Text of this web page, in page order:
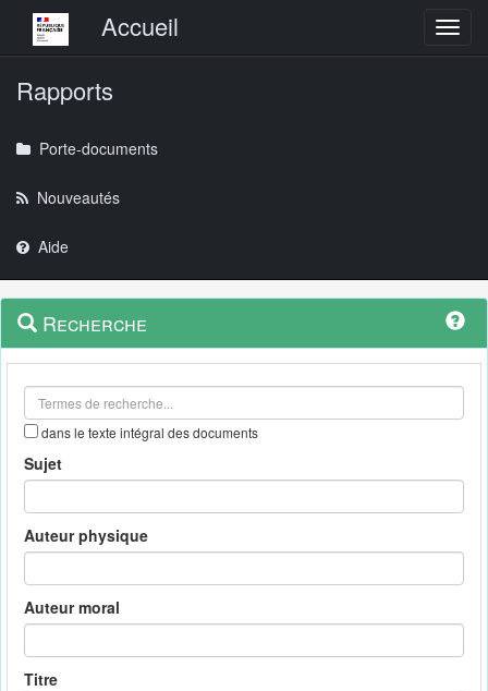
Menu principalAccueil
Rapports
Porte-documents
Nouveautés
Aide
Navigation
outils
Menu
contextuel
Recherche
dans le texte intégral des documents
Sujet
Auteur physique
Auteur moral
Titre